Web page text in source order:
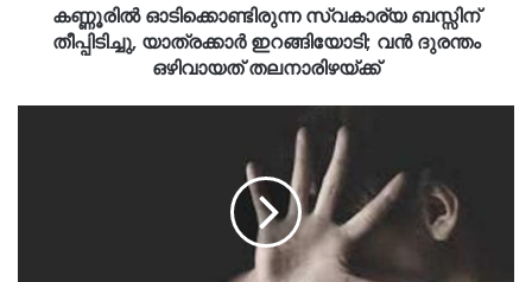
കണ്ണൂരിൽ ഓടിക്കൊണ്ടിരുന്ന സ്വകാര്യ ബസ്സിന്
തീപ്പിടിച്ചു, യാത്രക്കാർ ഇറങ്ങിയോടി; വൻ ദുരന്തം
ഒഴിവായത് തലനാരിഴയ്ക്ക്